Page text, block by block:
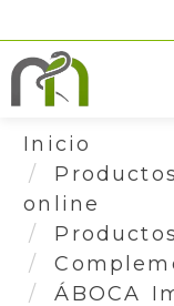
Inicio
online
ÁBOCA